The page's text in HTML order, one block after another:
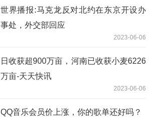
世界播报:马克龙反对北约在东京开设办
事处，外交部回应
2023-06-06
日收获超900万亩，河南已收获小麦6226
万亩-天天快讯
2023-06-06
QQ音乐会员价上涨，你的歌单还好吗？